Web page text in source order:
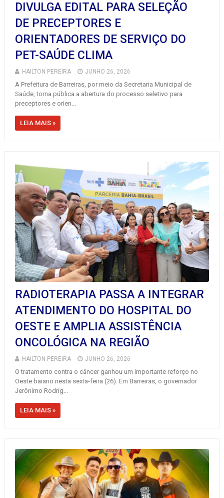
DIVULGA EDITAL PARA SELEÇÃO
DE PRECEPTORES E
ORIENTADORES DE SERVIÇO DO
PET-SAÚDE CLIMA
HAILTON PEREIRA JUNHO 26, 2026
A Prefeitura de Barreiras, por meio da Secretaria Municipal de
Saúde, torna pública a abertura do processo seletivo para
preceptores e orien...
LEIA MAIS »
RADIOTERAPIA PASSA A INTEGRAR
ATENDIMENTO DO HOSPITAL DO
OESTE E AMPLIA ASSISTÊNCIA
ONCOLÓGICA NA REGIÃO
HAILTON PEREIRA JUNHO 26, 2026
O tratamento contra o câncer ganhou um importante reforço no
Oeste baiano nesta sexta-feira (26). Em Barreiras, o governador
Jerônimo Rodrig...
LEIA MAIS »